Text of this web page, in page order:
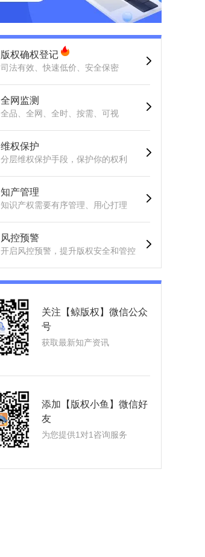
版权确权登记
司法有效、快速低价、安全保密
全网监测
全品、全网、全时、按需、可视
维权保护
分层维权保护手段，保护你的权利
知产管理
知识产权需要有序管理、用心打理
风控预警
开启风控预警，提升版权安全和管控
关注【鲸版权】微信公众
号
获取最新知产资讯
添加【版权小鱼】微信好
友
为您提供1对1咨询服务